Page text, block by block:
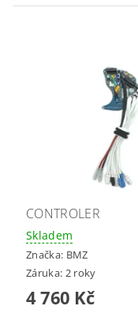
CONTROLER
Skladem
Značka: BMZ
Záruka: 2 roky
4 760 Kč